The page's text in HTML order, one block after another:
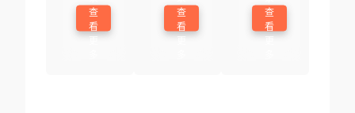
查
看
查
看
查
看